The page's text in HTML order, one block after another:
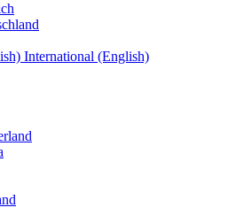
International (English)